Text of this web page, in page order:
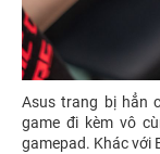
Asus trang bị hẳn
game đi kèm vô
gamepad. Khác với